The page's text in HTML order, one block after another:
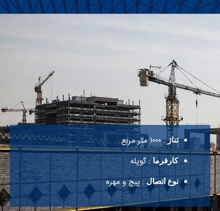
تناژ: 1000 متر مربع
کارفرما: گوپله
نوع اتصال: پیچ و مهره